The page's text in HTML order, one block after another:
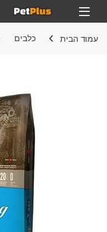
Skip to navigation
Skip to content
Open
עמוד הבית כלבים